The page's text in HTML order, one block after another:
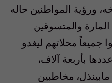
ورؤية المواطنين حاله
والمتسوقين
جميعاً محلاتهم ليغدو
بأربعة آلاف،
مخاطبين